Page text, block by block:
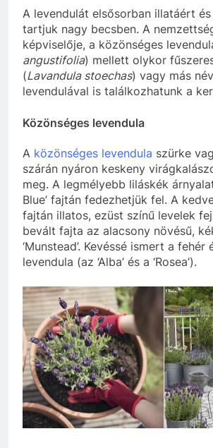
A levendulát elsősorban illatáért
tartjuk nagy becsben. A
képviselője, a közönséges
angustifolia) mellett olykor
(Lavandula stoechas) vagy más
levendulával is találkozhatunk a
Közönséges levendula
A közönséges levendula szürke
szárán nyáron keskeny
meg. A legmélyebb liláskék
Blue’ fajtán fedezhetjük fel. A
fajtán illatos, ezüst színű levelek
bevált fajta az alacsony növésű,
‘Munstead’. Kevéssé ismert a fehér
levendula (az ‘Alba’ és a ‘Rosea’).